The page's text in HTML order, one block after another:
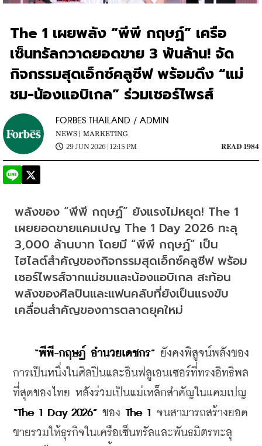
The 1 เผยพลัง “พีพี กฤษฏ์” เครือ
เซ็นทรัลกวาดยอดขาย 3 พันล้าน! จัด
กิจกรรมสุดเอ็กซ์คลูซีฟ พร้อมดึง “แม่
ชม-น้องแอบิเกล” ร่วมเซอร์ไพรส์
FORBES THAILAND / ADMIN
NEWS | MARKETING
29 JUN 2026 | 12:15 PM
READ 1984
พลังของ “พีพี กฤษฏ์” ยังแรงไม่หยุด! The 1
เผยยอดขายแคมเปญ The 1 Day 2026 ทะลุ
3,000 ล้านบาท โดยมี “พีพี กฤษฏ์” เป็น
ไฮไลต์สำคัญของกิจกรรมสุดเอ็กซ์คลูซีฟ พร้อม
เซอร์ไพรส์จากแม่ชมและน้องแอบิเกล สะท้อน
พลังของศิลปินและแฟนคลับที่ยังเป็นแรงขับ
เคลื่อนสำคัญของการตลาดยุคใหม่
“พีพี-กฤษฏ์ อำนวยเดชกร” ยังคงพิสูจน์พลังของ
การเป็นหนึ่งในศิลปินและอินฟลูเอนเซอร์ที่ทรงอิทธิพล
“The 1 Day 2026” ของ The 1 จนสามารถสร้างยอด
ขายรวมให้ธุรกิจในเครือเซ็นทรัลและพันธมิตรทะลุ